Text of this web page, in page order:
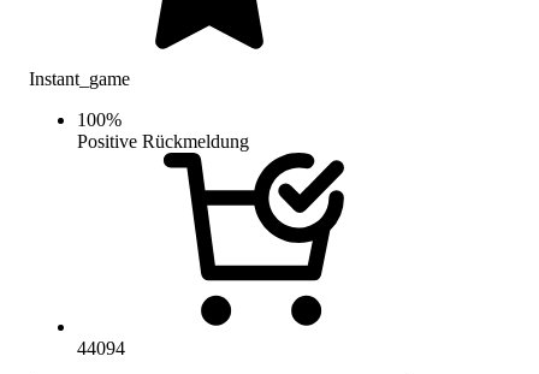
Instant_game
100%
Positive Rückmeldung
44094